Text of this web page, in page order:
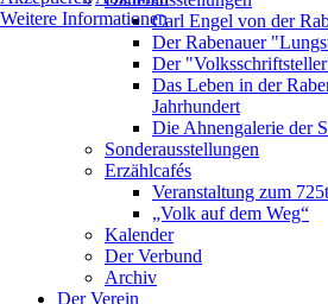
Carl Engel von der
Der Rabenauer
Der
Das Leben in der
Jahrhundert
Die Ahnengalerie der
Sonderausstellungen
Erzählcafés
Veranstaltung zum
„Volk auf dem Weg“
Kalender
Der Verbund
Archiv
Der Verein
Weitere Informationen